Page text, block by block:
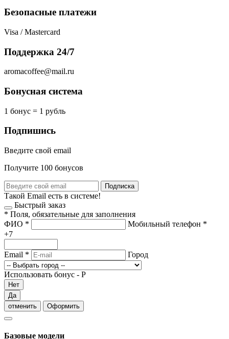
Безопасные платежи
Visa / Mastercard
Поддержка 24/7
aromacoffee@mail.ru
Бонусная система
1 бонус = 1 рубль
Подпишись
Введите свой email
Получите 100 бонусов
Подписка
Такой Email есть в системе!
Быстрый заказ
* Поля, обязательные для заполнения
ФИО * Мобильный телефон *
+7
Email * Город
Использовать бонус - Р
Нет
Да
отменить
Оформить
Базовые модели